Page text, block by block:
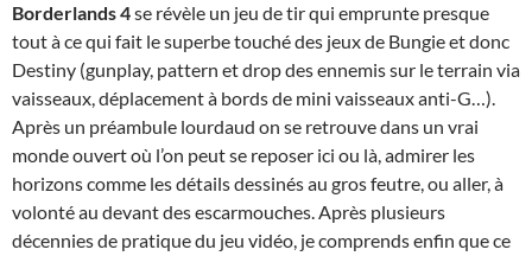
Borderlands 4se révèle un jeu de tir qui emprunte presque
tout à ce qui fait le superbe touché des jeux de Bungie et donc
Destiny (gunplay, pattern et drop des ennemis sur le terrain via
vaisseaux, déplacement à bords de mini vaisseaux anti-G…).
Après un préambule lourdaud on se retrouve dans un vrai
monde ouvert où l’on peut se reposer ici ou là, admirer les
horizons comme les détails dessinés au gros feutre, ou aller, à
volonté au devant des escarmouches. Après plusieurs
décennies de pratique du jeu vidéo, je comprends enfin que ce